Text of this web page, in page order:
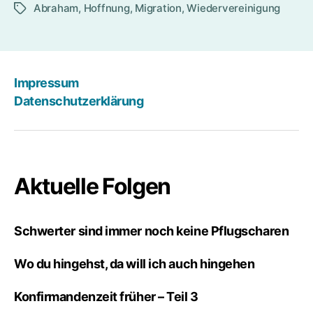
Wegen“
Schlagwörter
Abraham, Hoffnung, Migration,Wiedervereinigung
Impressum
Datenschutzerklärung
Aktuelle Folgen
Schwerter sind immer noch keine Pflugscharen
Wo du hingehst, da will ich auch hingehen
Konfirmandenzeit früher – Teil 3